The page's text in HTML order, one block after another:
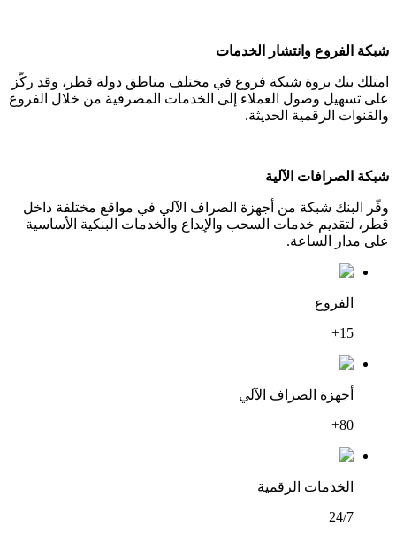
شبكة الفروع وانتشار الخدمات
امتلك بنك بروة شبكة فروع في مختلف مناطق دولة قطر، وقد ركّز
على تسهيل وصول العملاء إلى الخدمات المصرفية من خلال الفروع
والقنوات الرقمية الحديثة.
شبكة الصرافات الآلية
وفّر البنك شبكة من أجهزة الصراف الآلي في مواقع مختلفة داخل
قطر، لتقديم خدمات السحب والإيداع والخدمات البنكية الأساسية
على مدار الساعة.
الفروع
15+
أجهزة الصراف الآلي
80+
الخدمات الرقمية
24/7